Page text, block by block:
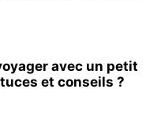
avec un petit
et conseils ?